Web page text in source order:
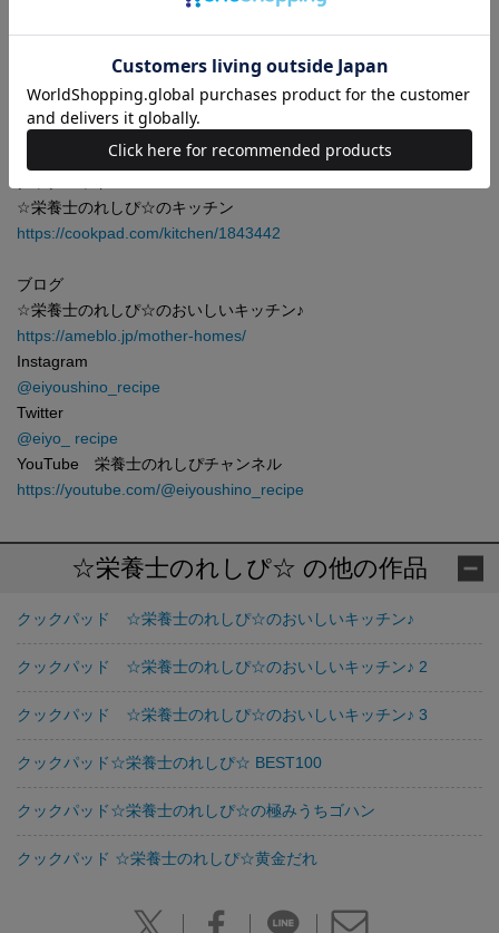
ャンルは“定番のおかず” 。納得のいく味になるまで調味料の配合
など何度も試作を重ね、味を追求している。趣味は器集め、カフ
ェめぐりと雑貨屋さんめぐり。
☆栄養士のれしぴ☆のキッチン
https://cookpad.com/kitchen/1843442
ブログ
☆栄養士のれしぴ☆のおいしいキッチン♪
https://ameblo.jp/mother-homes/
Instagram
@eiyoushino_recipe
Twitter
@eiyo_ recipe
YouTube 栄養士のれしぴチャンネル
https://youtube.com/@eiyoushino_recipe
☆栄養士のれしぴ☆ の他の作品
クックパッド ☆栄養士のれしぴ☆のおいしいキッチン♪
クックパッド ☆栄養士のれしぴ☆のおいしいキッチン♪ 2
クックパッド ☆栄養士のれしぴ☆のおいしいキッチン♪ 3
クックパッド☆栄養士のれしぴ☆ BEST100
クックパッド☆栄養士のれしぴ☆の極みうちゴハン
クックパッド ☆栄養士のれしぴ☆黄金だれ